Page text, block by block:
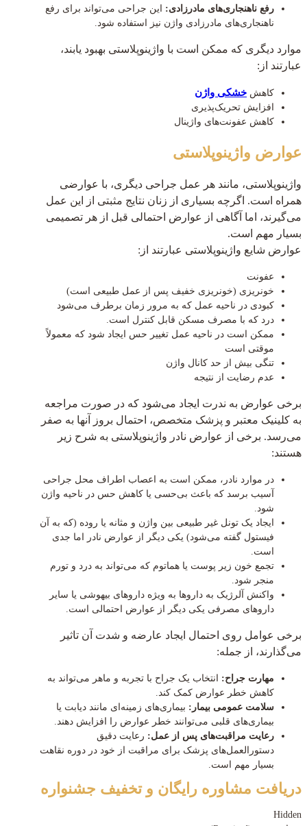
رفع ناهنجاری‌های مادرزادی: این جراحی می‌تواند برای رفع
ناهنجاری‌های مادرزادی واژن نیز استفاده شود.
موارد دیگری که ممکن است با واژینوپلاستی بهبود یابند،
عبارتند از:
کاهش خشکی واژن
افزایش تحریک‌پذیری
کاهش عفونت‌های واژینال
عوارض واژینوپلاستی
واژینوپلاستی، مانند هر عمل جراحی دیگری، با عوارضی
همراه است. اگرچه بسیاری از زنان نتایج مثبتی از این عمل
می‌گیرند، اما آگاهی از عوارض احتمالی قبل از هر تصمیمی
بسیار مهم است.
عوارض شایع واژینوپلاستی عبارتند از:
عفونت
خونریزی (خونریزی خفیف پس از عمل طبیعی است)
کبودی در ناحیه عمل که به مرور زمان برطرف می‌شود
درد که با مصرف مسکن قابل کنترل است.
ممکن است در ناحیه عمل تغییر حس ایجاد شود که معمولاً
موقتی است
تنگی بیش از حد کانال واژن
عدم رضایت از نتیجه
برخی عوارض به ندرت ایجاد می‌شود که در صورت مراجعه
به کلینیک معتبر و پزشک متخصص، احتمال بروز آنها به صفر
می‌رسد. برخی از عوارض نادر واژینوپلاستی به شرح زیر
هستند:
در موارد نادر، ممکن است به اعصاب اطراف محل جراحی
آسیب برسد که باعث بی‌حسی یا کاهش حس در ناحیه واژن
شود.
ایجاد یک تونل غیر طبیعی بین واژن و مثانه یا روده (که به آن
فیستول گفته می‌شود) یکی دیگر از عوارض نادر اما جدی
است.
تجمع خون زیر پوست یا هماتوم که می‌تواند به درد و تورم
منجر شود.
واکنش آلرژیک به داروها به ویژه داروهای بیهوشی یا سایر
داروهای مصرفی یکی دیگر از عوارض احتمالی است.
برخی عوامل روی احتمال ایجاد عارضه و شدت آن تاثیر
می‌گذارند، از جمله:
مهارت جراح: انتخاب یک جراح با تجربه و ماهر می‌تواند به
کاهش خطر عوارض کمک کند.
سلامت عمومی بیمار: بیماری‌های زمینه‌ای مانند دیابت یا
بیماری‌های قلبی می‌توانند خطر عوارض را افزایش دهند.
رعایت مراقبت‌های پس از عمل: رعایت دقیق
دستورالعمل‌های پزشک برای مراقبت از خود در دوره نقاهت
بسیار مهم است.
دریافت مشاوره رایگان و تخفیف جشنواره
Hidden